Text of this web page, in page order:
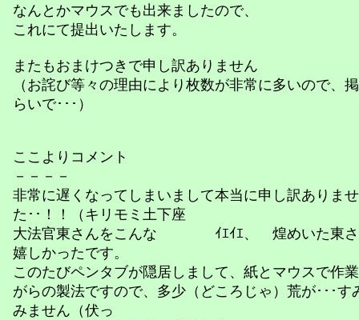
なんとかマウスでも出来ましたので、
これにて提出いたします。
またもおまけつきで申し訳ありません
（お詫び等々の理由により枚数が非常に多いので、
らいで･･･）
ここよりコメント
－－－－
非常に遅くなってしまいまして本当に申し訳ありま
た･･！！（キリモミ土下座
大法官東さんをこんな ｲｴｲｴ、 煌めいた東さ
嬉しかったです。
このたびペンタブが隠居しまして、紙とマウスで作
がらの製法ですので、多少（どころじゃ）荒が･･･す
みません（伏っ